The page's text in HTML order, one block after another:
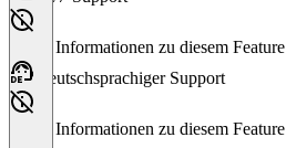
Keine Informationen zu diesem Feature
Deutschsprachiger Support
Keine Informationen zu diesem Feature